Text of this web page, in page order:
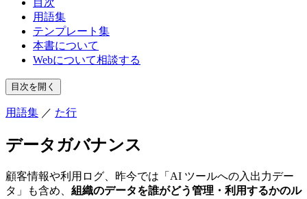
用語集
テンプレート集
本書について
Webについて相談する
目次を開く
用語集 ／ た行
データガバナンス
顧客情報や利用ログ、昨今では「AI ツールへの入出力デー
タ」も含め、 組織のデータを誰がどう管理・利用するかのル